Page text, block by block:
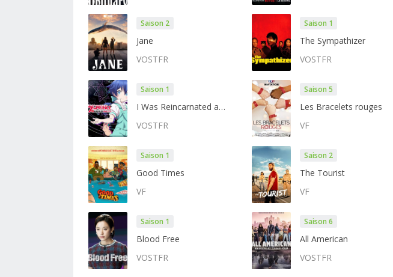
Jane
VOSTFR
Saison 2
The Sympathizer
VOSTFR
Saison 1
I Was Reincarnated as the 7th Prince so I Can Take My Time Perfecting My Magical Ability
VOSTFR
Saison 1
Les Bracelets rouges
VF
Saison 5
Good Times
VF
Saison 1
The Tourist
VF
Saison 2
Blood Free
VOSTFR
Saison 1
All American
VOSTFR
Saison 6